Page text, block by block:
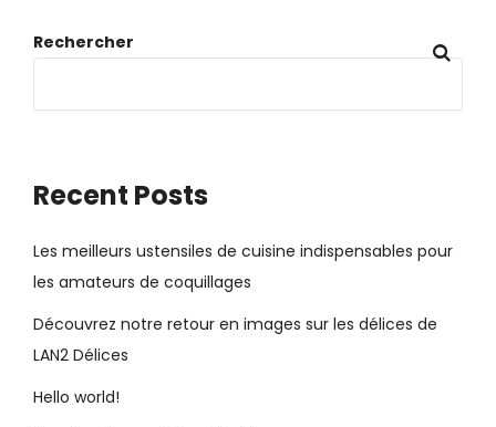
Rechercher
Recent Posts
Les meilleurs ustensiles de cuisine indispensables pour
les amateurs de coquillages
Découvrez notre retour en images sur les délices de
LAN2 Délices
Hello world!